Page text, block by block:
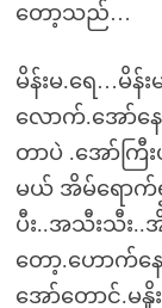
တော့သည်…
မိန်းမ.ရေ…မိ
လောက်.အော်န
တာပဲ .အော်ကြီ
မယ် အိမ်ရောက်၍
ပီး..အသီးသီး..
တော့.ဟောက်န
အော်တောင်.မနိူ